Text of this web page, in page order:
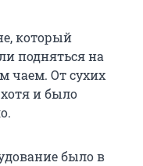
который
подняться на
чаем. От сухих
и было
было в